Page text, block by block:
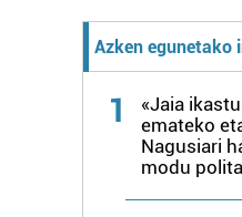
Azken egunetako
1
«Jaia
emateko
Nagusiari
modu